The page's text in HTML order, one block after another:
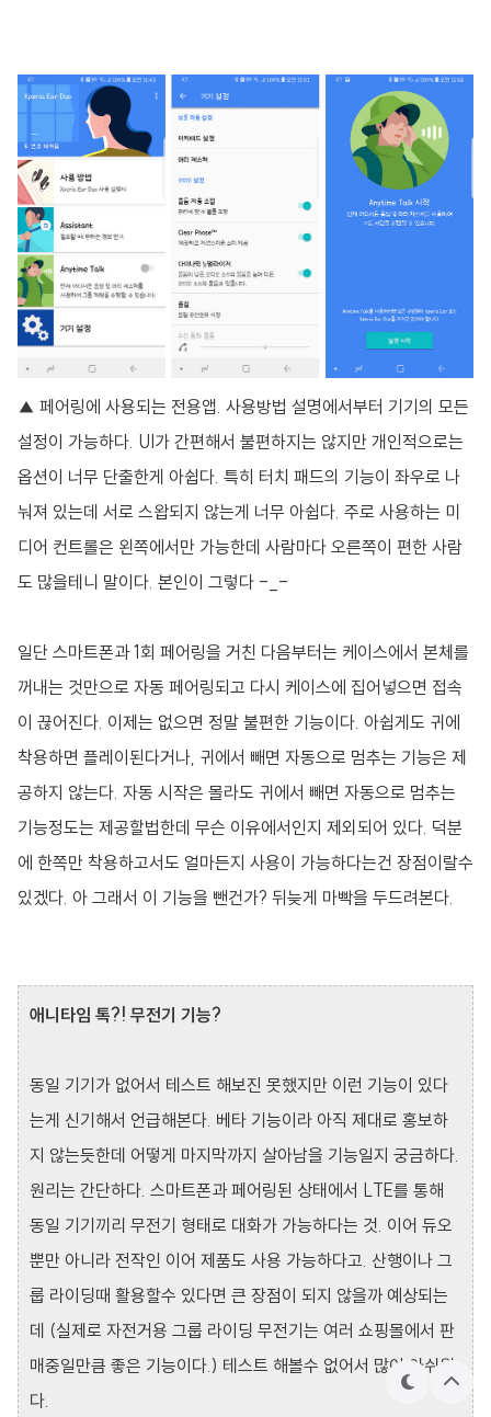
▲ 페어링에 사용되는 전용앱. 사용방법 설명에서부터 기기의 모든
설정이 가능하다. UI가 간편해서 불편하지는 않지만 개인적으로는
옵션이 너무 단출한게 아쉽다. 특히 터치 패드의 기능이 좌우로 나
눠져 있는데 서로 스왑되지 않는게 너무 아쉽다. 주로 사용하는 미
디어 컨트롤은 왼쪽에서만 가능한데 사람마다 오른쪽이 편한 사람
도 많을테니 말이다. 본인이 그렇다 -_-
일단 스마트폰과 1회 페어링을 거친 다음부터는 케이스에서 본체를
꺼내는 것만으로 자동 페어링되고 다시 케이스에 집어넣으면 접속
이 끊어진다. 이제는 없으면 정말 불편한 기능이다. 아쉽게도 귀에
착용하면 플레이된다거나, 귀에서 빼면 자동으로 멈추는 기능은 제
공하지 않는다. 자동 시작은 몰라도 귀에서 빼면 자동으로 멈추는
기능정도는 제공할법한데 무슨 이유에서인지 제외되어 있다. 덕분
에 한쪽만 착용하고서도 얼마든지 사용이 가능하다는건 장점이랄수
있겠다. 아 그래서 이 기능을 뺀건가? 뒤늦게 마빡을 두드려본다.
애니타임 톡?! 무전기 기능?
동일 기기가 없어서 테스트 해보진 못했지만 이런 기능이 있다
는게 신기해서 언급해본다. 베타 기능이라 아직 제대로 홍보하
지 않는듯한데 어떻게 마지막까지 살아남을 기능일지 궁금하다.
원리는 간단하다. 스마트폰과 페어링된 상태에서 LTE를 통해
동일 기기끼리 무전기 형태로 대화가 가능하다는 것. 이어 듀오
뿐만 아니라 전작인 이어 제품도 사용 가능하다고. 산행이나 그
룹 라이딩때 활용할수 있다면 큰 장점이 되지 않을까 예상되는
데 (실제로 자전거용 그룹 라이딩 무전기는 여러 쇼핑몰에서 판
매중일만큼 좋은 기능이다.) 테스트 해볼수 없어서 많이 아쉬웠
다.
테
상